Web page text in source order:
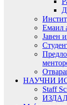
Емаил
Јавен
НАУЧНИ
Staff